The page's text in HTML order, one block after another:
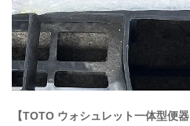
【TOTO ウォシュレット一体型便器